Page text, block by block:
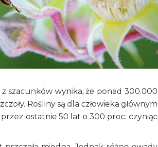
z szacunków wynika, że ponad 300.000
Rośliny są dla człowieka głównym
ostatnie 50 lat o 300 proc. czyniąc